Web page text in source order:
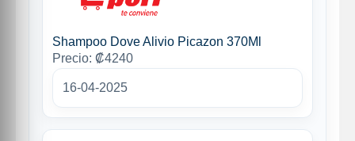
Shampoo Dove Alivio Picazon 370Ml
Precio: ₡4240
16-04-2025